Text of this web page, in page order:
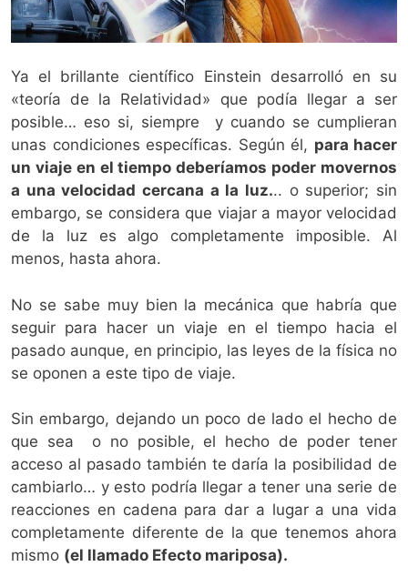
Ya el brillante científico Einstein desarrolló en su
«teoría de la Relatividad» que podía llegar a ser
posible… eso si, siempre y cuando se cumplieran
unas condiciones específicas. Según él, para hacer
un viaje en el tiempo deberíamos poder movernos
a una velocidad cercana a la luz... o superior; sin
embargo, se considera que viajar a mayor velocidad
de la luz es algo completamente imposible. Al
menos, hasta ahora.
No se sabe muy bien la mecánica que habría que
seguir para hacer un viaje en el tiempo hacia el
pasado aunque, en principio, las leyes de la física no
se oponen a este tipo de viaje.
Sin embargo, dejando un poco de lado el hecho de
que sea o no posible, el hecho de poder tener
acceso al pasado también te daría la posibilidad de
cambiarlo… y esto podría llegar a tener una serie de
reacciones en cadena para dar a lugar a una vida
completamente diferente de la que tenemos ahora
mismo (el llamado Efecto mariposa).